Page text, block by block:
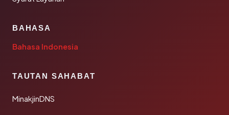
BAHASA
Bahasa Indonesia
TAUTAN SAHABAT
MinakjinDNS